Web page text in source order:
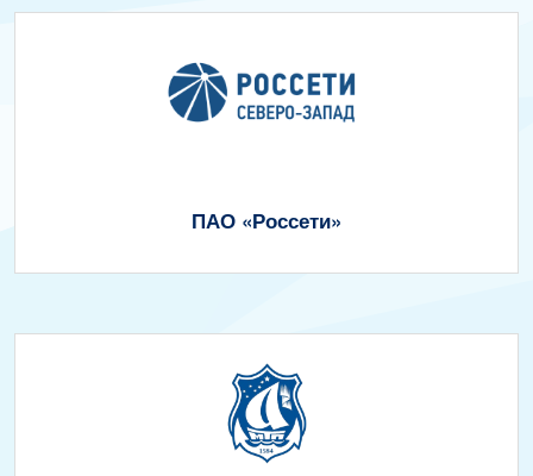
ПАО «Россети»